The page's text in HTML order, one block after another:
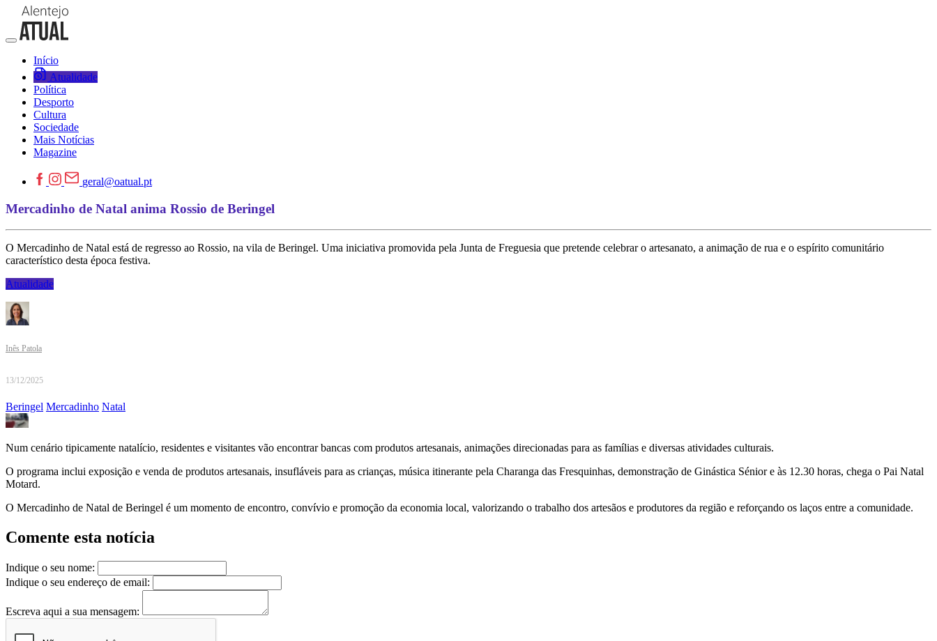
Início
Atualidade
Política
Desporto
Cultura
Sociedade
Mais Notícias
Magazine
geral@oatual.pt
Mercadinho de Natal anima Rossio de Beringel
O Mercadinho de Natal está de regresso ao Rossio, na vila de Beringel. Uma iniciativa promovida pela Junta de Freguesia que pretende celebrar o artesanato, a animação de rua e o espírito comunitário
característico desta época festiva.
Atualidade
Inês Patola
13/12/2025
Beringel Mercadinho Natal
Num cenário tipicamente natalício, residentes e visitantes vão encontrar bancas com produtos artesanais, animações direcionadas para as famílias e diversas atividades culturais.
O programa inclui exposição e venda de produtos artesanais, insufláveis para as crianças, música itinerante pela Charanga das Fresquinhas, demonstração de Ginástica Sénior e às 12.30 horas, chega o Pai Natal
Motard.
O Mercadinho de Natal de Beringel é um momento de encontro, convívio e promoção da economia local, valorizando o trabalho dos artesãos e produtores da região e reforçando os laços entre a comunidade.
Comente esta notícia
Indique o seu nome:
Indique o seu endereço de email:
Escreva aqui a sua mensagem: